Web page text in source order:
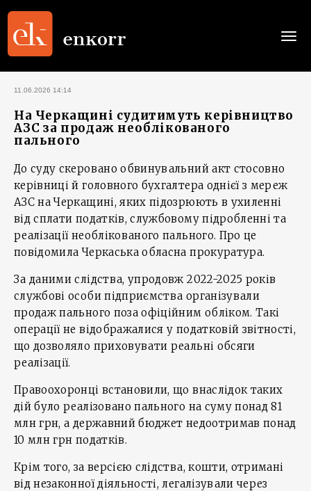
11.06.2026 14:14
На Черкащині судитимуть керівництво
АЗС за продаж необлікованого
пального
До суду скеровано обвинувальний акт стосовно
керівниці й головного бухгалтера однієї з мереж
АЗС на Черкащині, яких підозрюють в ухиленні
від сплати податків, службовому підробленні та
реалізації необлікованого пального. Про це
повідомила Черкаська обласна прокуратура.
За даними слідства, упродовж 2022-2025 років
службові особи підприємства організували
продаж пального поза офіційним обліком. Такі
операції не відображалися у податковій звітності,
що дозволяло приховувати реальні обсяги
реалізації.
Правоохоронці встановили, що внаслідок таких
дій було реалізовано пального на суму понад 81
млн грн, а державний бюджет недоотримав понад
10 млн грн податків.
Крім того, за версією слідства, кошти, отримані
від незаконної діяльності, легалізували через